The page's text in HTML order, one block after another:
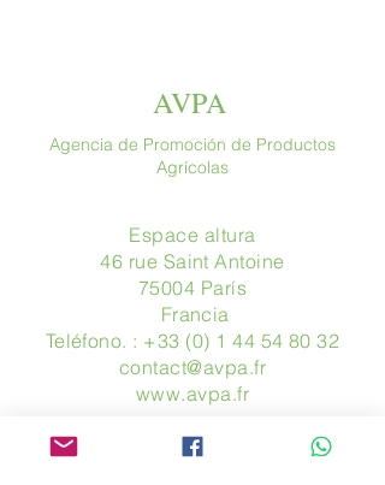
AVPA
Agencia de Promoción de Productos
Agrícolas
Espace altura
46 rue Saint Antoine
75004 París
​ Francia
Teléfono. : +33 (0) 1 44 54 80 32
contact@avpa.fr
www.avpa.fr